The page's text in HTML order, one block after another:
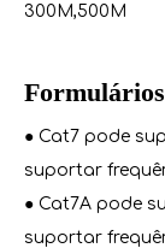
300M,500M
Formulários
● Cat7 pode
suportar
● Cat7A pode
suportar